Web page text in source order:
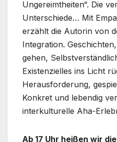
Ungereimtheiten“. Die
Unterschiede… Mit
erzählt die Autorin von
Integration.
gehen,
Existenzielles ins Licht
Herausforderung,
Konkret und lebendig
interkulturelle Aha-
Ab 17 Uhr heißen wir